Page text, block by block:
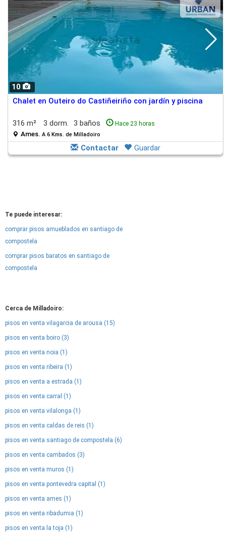
10
Chalet en Outeiro do Castiñeiriño con jardín y piscina
316 m² 3 dorm. 3 baños Hace 23 horas
Ames. A 6 Kms. de Milladoiro
Contactar Guardar
Te puede interesar:
comprar pisos amueblados en santiago de
compostela
comprar pisos baratos en santiago de
compostela
Cerca de Milladoiro:
pisos en venta vilagarcia de arousa (15)
pisos en venta boiro (3)
pisos en venta noia (1)
pisos en venta ribeira (1)
pisos en venta a estrada (1)
pisos en venta carral (1)
pisos en venta vilalonga (1)
pisos en venta caldas de reis (1)
pisos en venta santiago de compostela (6)
pisos en venta cambados (3)
pisos en venta muros (1)
pisos en venta pontevedra capital (1)
pisos en venta ames (1)
pisos en venta ribadumia (1)
pisos en venta la toja (1)